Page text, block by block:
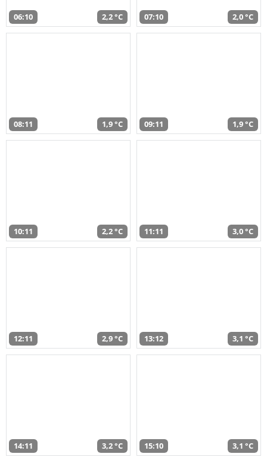
06:10 2,2 °C 07:10 2,0 °C
08:11 1,9 °C 09:11 1,9 °C
10:11 2,2 °C 11:11 3,0 °C
12:11 2,9 °C 13:12 3,1 °C
14:11 3,2 °C 15:10 3,1 °C